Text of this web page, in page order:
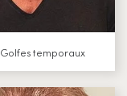
temporaux